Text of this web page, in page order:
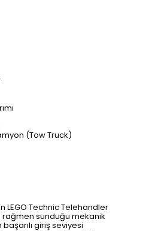
(Tow Truck)
LEGO Technic Telehandler
rağmen sunduğu mekanik
giriş seviyesi